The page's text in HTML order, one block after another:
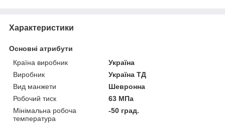
Характеристики
Основні атрибути
Країна виробник
Україна
Виробник
Україна ТД
Вид манжети
Шевронна
Робочий тиск
63 МПа
Мінімальна робоча
температура
-50 град.